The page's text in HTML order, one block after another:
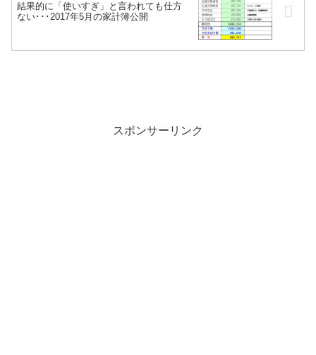
結果的に「使いすぎ」と言われても仕方
ない･･･2017年5月の家計簿公開
スポンサーリンク